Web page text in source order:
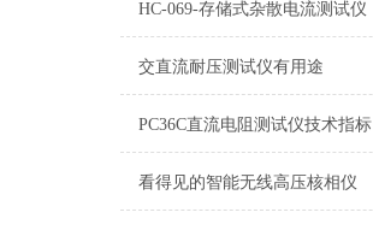
HC-069-存储式杂散电流测试仪
交直流耐压测试仪有用途
PC36C直流电阻测试仪技术指标
看得见的智能无线高压核相仪